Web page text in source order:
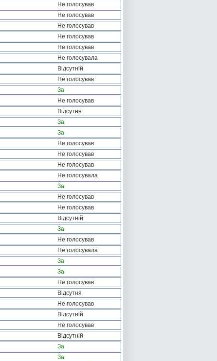
Не голосував
Не голосував
Не голосував
Не голосував
Не голосував
Не голосувала
Відсутній
Не голосував
За
Не голосував
Відсутня
За
За
Не голосував
Не голосував
Не голосував
Не голосувала
За
Не голосував
Не голосував
Відсутній
За
Не голосував
Не голосувала
За
За
Не голосував
Відсутня
Не голосував
Відсутній
Не голосував
Відсутній
За
За